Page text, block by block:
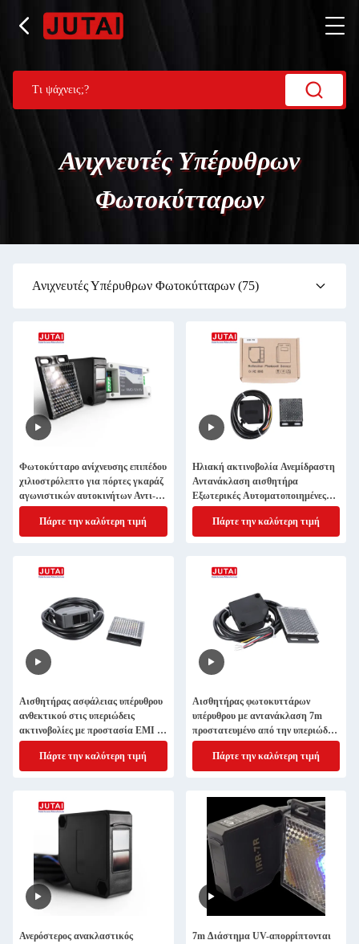
Ανιχνευτές Υπέρυθρων
Φωτοκύτταρων
Ανιχνευτές Υπέρυθρων Φωτοκύτταρων (75)
Φωτοκύτταρο ανίχνευσης επιπέδου
χιλιοστρόλεπτο για πόρτες γκαράζ
αγωνιστικών αυτοκινήτων Αντι-
UV αδιάβροχο
Πάρτε την καλύτερη τιμή
Ηλιακή ακτινοβολία Ανεμίδραστη
Αντανάκλαση αισθητήρα
Εξωτερικές Αυτοματοποιημένες
Πύλες
Πάρτε την καλύτερη τιμή
Αισθητήρας ασφάλειας υπέρυθρου
ανθεκτικού στις υπεριώδεις
ακτινοβολίες με προστασία EMI -
Πόρτες λιμανιού φορτώσεων
βαριάς κυκλοφορίας
Πάρτε την καλύτερη τιμή
Αισθητήρας φωτοκυττάρων
υπέρυθρου με αντανάκλαση 7m
προστατευμένο από την υπεριώδη
ακτινοβολία για αυτόματες
συρόμενες πύλες
Πάρτε την καλύτερη τιμή
Ανερόστερος ανακλαστικός
7m Διάστημα UV-απορρίπτονται